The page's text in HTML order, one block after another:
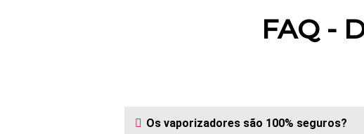
FAQ -
Os vaporizadores são 100% seguros?